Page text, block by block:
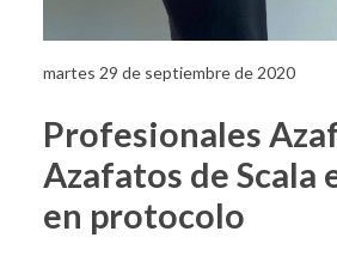
martes 29 de septiembre de 2020
Profesionales
Azafatos de Scala
en protocolo